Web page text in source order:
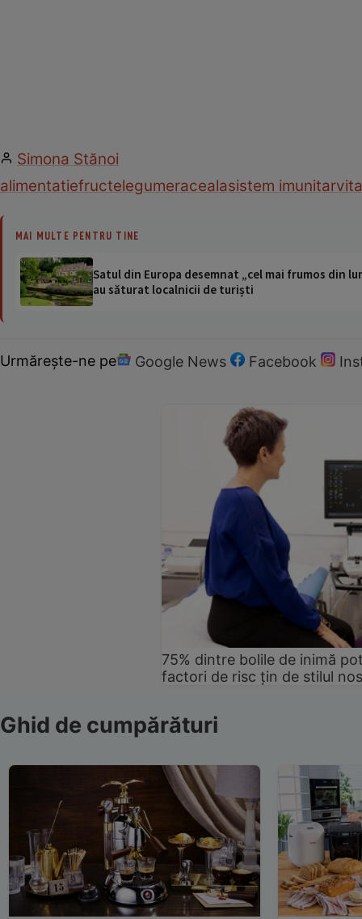
Simona Stănoi
alimentatiefructelegumeracealasistem imunitar
MAI MULTE PENTRU TINE
Satul din Europa desemnat „cel mai frumos din
au săturat localnicii de turiști
Urmărește-ne pe Google News Facebook
75% dintre bolile de inimă
factori de risc țin de stilul
Ghid de cumpărături